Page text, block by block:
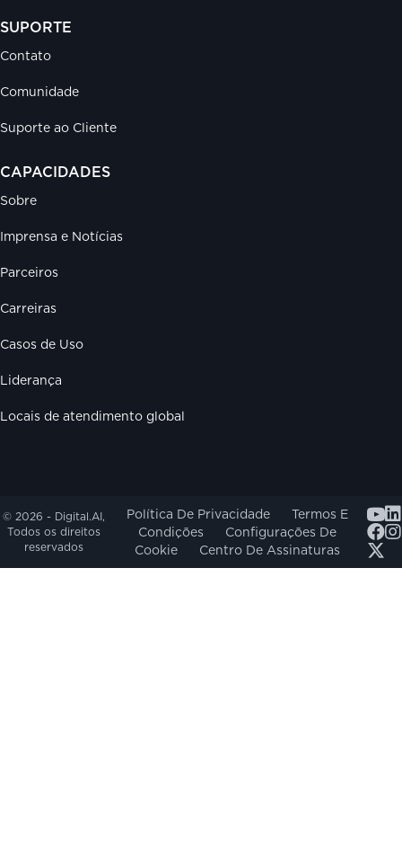
SUPORTE
Contato
Comunidade
Suporte ao Cliente
CAPACIDADES
Sobre
Imprensa e Notícias
Parceiros
Carreiras
Casos de Uso
Liderança
Locais de atendimento global
© 2026 - Digital.AI,
Todos os direitos
reservados
Política De Privacidade
Termos E
Condições
Configurações De
Cookie
Centro De Assinaturas